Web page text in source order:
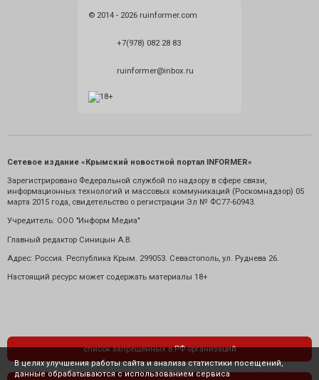
© 2014 - 2026 ruinformer.com
+7(978) 082 28 83
ruinformer@inbox.ru
Сетевое издание «Крымский новостной портал INFORMER»
Зарегистрировано Федеральной службой по надзору в сфере связи,
информационных технологий и массовых коммуникаций (Роскомнадзор) 05
марта 2015 года, свидетельство о регистрации Эл № ФС77-60943.
Учредитель: ООО "Информ Медиа"
Главный редактор Синицын А.В.
Адрес: Россия. Республика Крым. 299053. Севастополь, ул. Руднева 26.
Настоящий ресурс может содержать материалы 18+
список запрещенных в РФ организаций
В целях улучшения работы сайта и анализа статистики посещений,
данные обрабатываются с использованием сервиса